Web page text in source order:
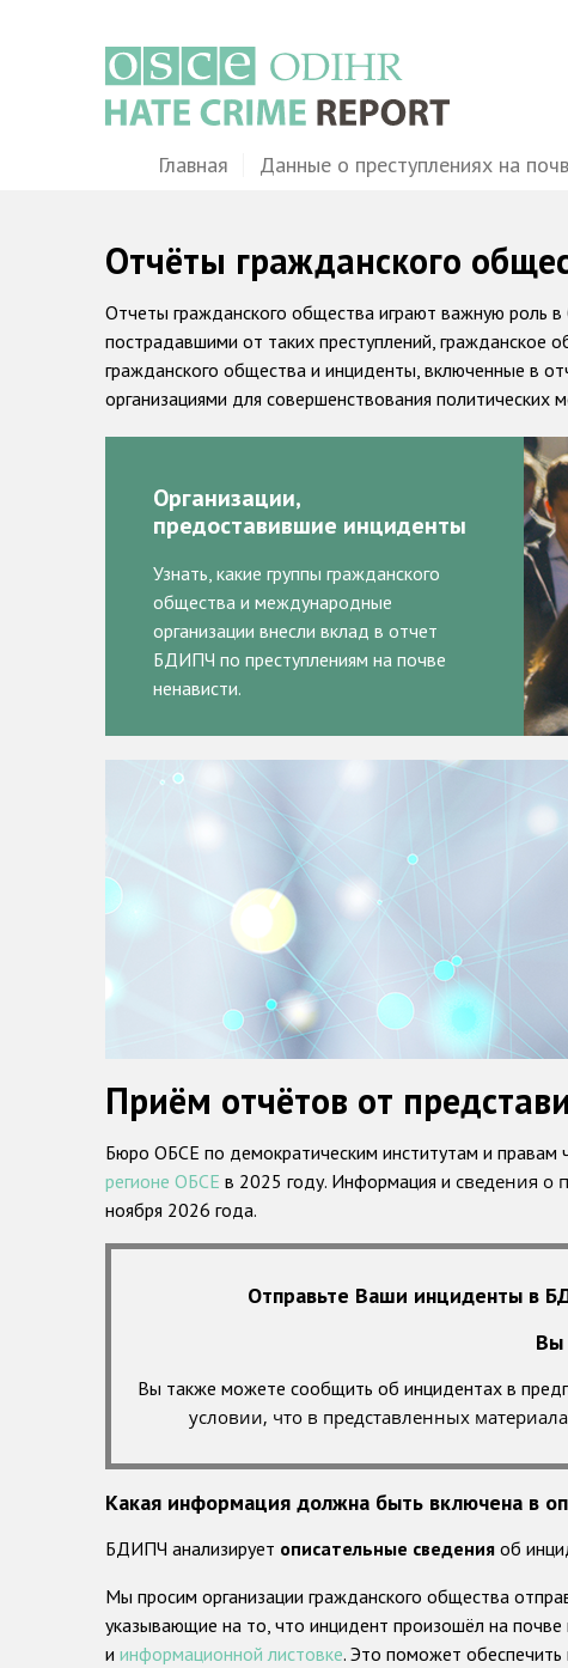
MainГлавная Данные о преступлениях на
Отчёты гражданского
Отчеты гражданского общества играют важную роль в
пострадавшими от таких преступлений, гражданское
гражданского общества и инциденты, включенные в
организациями для совершенствования
Организации,
предоставившие инциденты
Узнать, какие группы гражданского
общества и международные
организации внесли вклад в отчет
БДИПЧ по преступлениям на почве
ненависти.
Приём отчётов от
Бюро ОБСЕ по демократическим институтам и правам
регионе ОБСЕ в 2025 году. Информация и сведения о
ноября 2026 года.
Отправьте Ваши инциденты в
Вы
Вы также можете сообщить об инцидентах в
условии, что в представленных
Какая информация должна быть включена в
БДИПЧ анализирует описательные сведения об
Мы просим организации гражданского общества
указывающие на то, что инцидент произошёл на
и информационной листовке. Это поможет